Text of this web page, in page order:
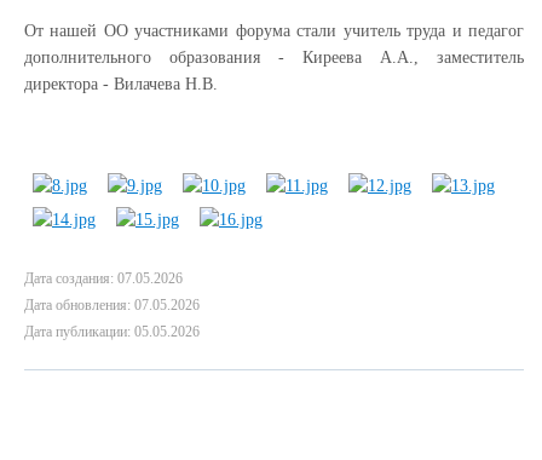
От нашей ОО участниками форума стали учитель труда и педагог
дополнительного образования - Киреева А.А., заместитель
директора - Вилачева Н.В.
Дата создания: 07.05.2026
Дата обновления: 07.05.2026
Дата публикации: 05.05.2026